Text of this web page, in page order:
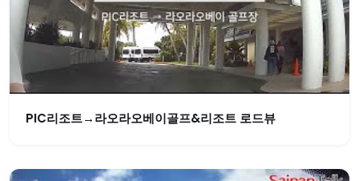
PIC리조트→라오라오베이골프&리조트 로드뷰